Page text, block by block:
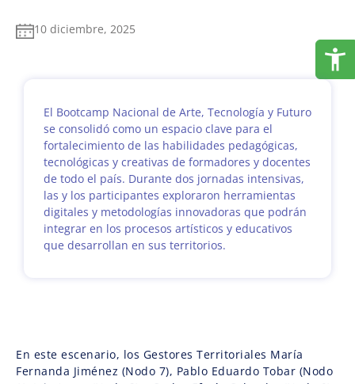
10 diciembre, 2025
El Bootcamp Nacional de Arte, Tecnología y Futuro
se consolidó como un espacio clave para el
fortalecimiento de las habilidades pedagógicas,
tecnológicas y creativas de formadores y docentes
de todo el país. Durante dos jornadas intensivas,
las y los participantes exploraron herramientas
digitales y metodologías innovadoras que podrán
integrar en los procesos artísticos y educativos
que desarrollan en sus territorios.
En este escenario, los Gestores Territoriales María
Fernanda Jiménez (Nodo 7), Pablo Eduardo Tobar (Nodo